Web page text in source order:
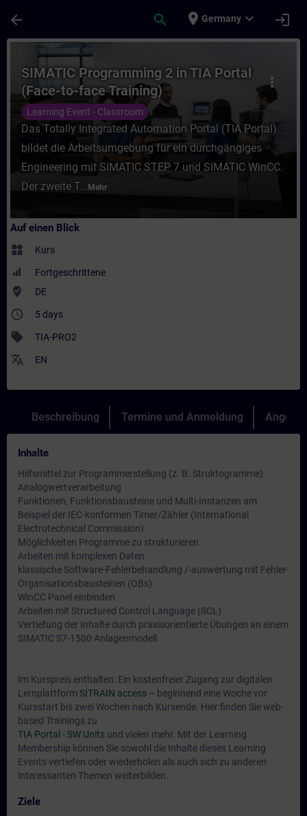
arrow_back search place Germany expand_more login
Kurs - SIMATIC Programming 2 in TIA
more_vert
SIMATIC Programming 2 in TIA Portal
(Face-to-face Training)
Learning Event - Classroom
Das Totally Integrated Automation Portal (TIA Portal)
bildet die Arbeitsumgebung für ein durchgängiges
Engineering mit SIMATIC STEP 7 und SIMATIC WinCC.
Der zweite T... Mehr
Auf einen Blick
widgets Kurs
Fortgeschrittene
where_to_vote DE
access_time 5 days
sell TIA-PRO2
translate EN
Beschreibung Termine und Anmeldung Angebot
Inhalte
Hilfsmittel zur Programmerstellung (z. B. Struktogramme)
Analogwertverarbeitung
Funktionen, Funktionsbausteine und Multi-Instanzen am
Beispiel der IEC-konformen Timer/Zähler (International
Electrotechnical Commission)
Möglichkeiten Programme zu strukturieren
Arbeiten mit komplexen Daten
klassische Software-Fehlerbehandlung /-auswertung mit Fehler-
Organisationsbausteinen (OBs)
WinCC Panel einbinden
Arbeiten mit Structured Control Language (SCL)
Vertiefung der Inhalte durch praxisorientierte Übungen an einem
SIMATIC S7-1500 Anlagenmodell.
Im Kurspreis enthalten: Ein kostenfreier Zugang zur digitalen
Lernplattform SITRAIN access – beginnend eine Woche vor
Kursstart bis zwei Wochen nach Kursende. Hier finden Sie web-
based Trainings zu
TIA Portal - SW Units und vielen mehr. Mit der Learning
Membership können Sie sowohl die Inhalte dieses Learning
Events vertiefen oder wiederholen als auch sich zu anderen
interessanten Themen weiterbilden.
Ziele